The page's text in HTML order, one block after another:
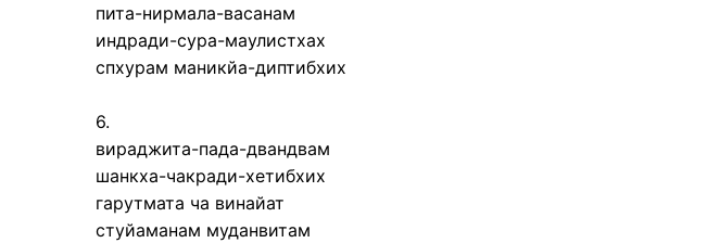
пита-нирмала-васанам
индради-сура-маулистхах
спхурам маникйа-диптибхих
6.
вираджита-пада-двандвам
шанкха-чакради-хетибхих
гарутмата ча винайат
стуйаманам муданвитам